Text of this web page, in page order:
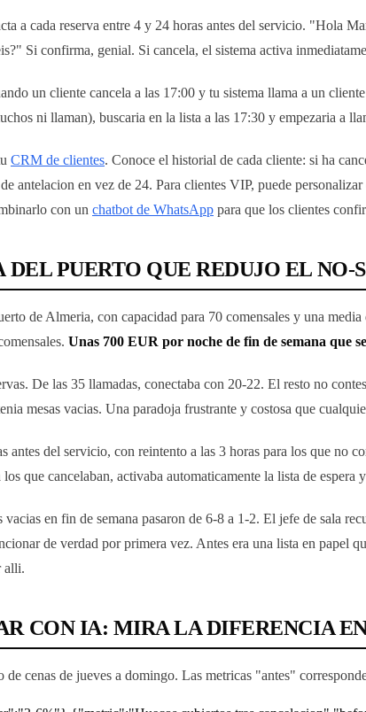
a cada reserva entre 4 y 24 horas antes del servicio. "Hola
Si confirma, genial. Si cancela, el sistema activa
un cliente cancela a las 17:00 y tu sistema llama a un
ni llaman), buscaria en la lista a las 17:30 y empezaria a
CRM de clientes. Conoce el historial de cada cliente: si ha
antelacion en vez de 24. Para clientes VIP, puede
con un chatbot de WhatsApp para que los clientes
PUERTO QUE REDUJO EL NO-
de Almeria, con capacidad para 70 comensales y una
Unas 700 EUR por noche de fin de semana que
De las 35 llamadas, conectaba con 20-22. El resto no
mesas vacias. Una paradoja frustrante y costosa que
antes del servicio, con reintento a las 3 horas para los que no
que cancelaban, activaba automaticamente la lista de espera
en fin de semana pasaron de 6-8 a 1-2. El jefe de sala
de verdad por primera vez. Antes era una lista en papel
alli.
CON IA: MIRA LA DIFERENCIA
de cenas de jueves a domingo. Las metricas "antes"